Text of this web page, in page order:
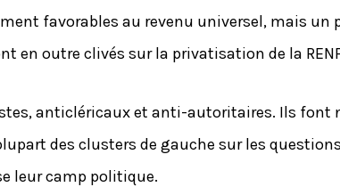
favorables au revenu universel, mais un
en outre clivés sur la privatisation de la
anticléricaux et anti-autoritaires. Ils font
des clusters de gauche sur les
leur camp politique.